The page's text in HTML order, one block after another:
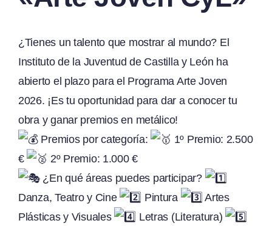
¿Tienes un talento que mostrar al mundo? El
Instituto de la Juventud de Castilla y León ha
abierto el plazo para el Programa Arte Joven
2026. ¡Es tu oportunidad para dar a conocer tu
obra y ganar premios en metálico!
Premios por categoría:
1º Premio: 2.500
€
2º Premio: 1.000 €
¿En qué áreas puedes participar?
Danza, Teatro y Cine
Pintura
Artes
Plásticas y Visuales
Letras (Literatura)